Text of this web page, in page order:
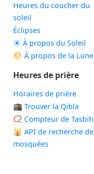
Heures du coucher du
soleil
Éclipses
☀️ À propos du Soleil
🌕 À propos de la Lune
Heures de prière
Horaires de prière
🕋 Trouver la Qibla
📿 Compteur de Tasbih
🕌 API de recherche de
mosquées